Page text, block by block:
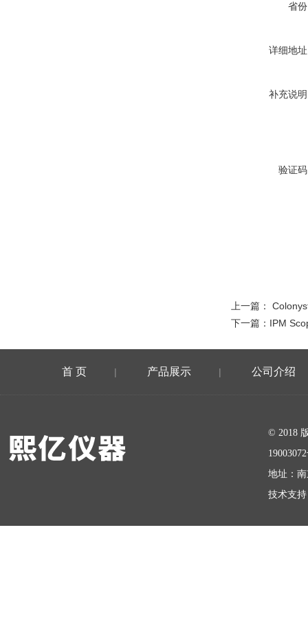
省
详细地
补充说
验证
上一篇：
下一篇： IPM
首 页 | 产品展示 | 公司介绍
© 2018
地址：
技术支